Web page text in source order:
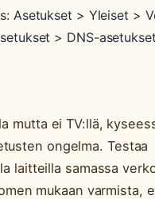
Asetukset > Yleiset >
> DNS-
mutta ei TV:llä,
ongelma. Testaa
laitteilla samassa
mukaan varmista,